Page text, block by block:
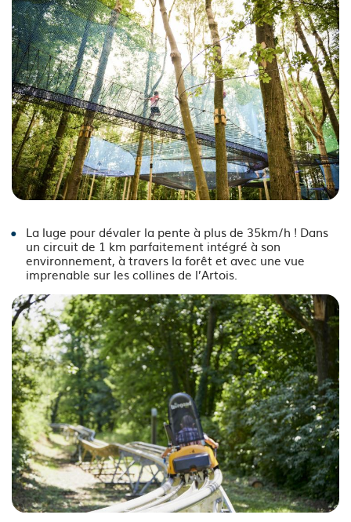
See image's description
La luge pour dévaler la pente à plus de 35km/h ! Dans
un circuit de 1 km parfaitement intégré à son
environnement, à travers la forêt et avec une vue
imprenable sur les collines de l’Artois.